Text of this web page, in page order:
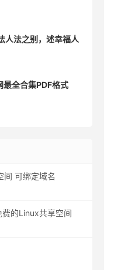
人法之别，述幸福人
最全合集PDF格式
可绑定域名
的Linux共享空间